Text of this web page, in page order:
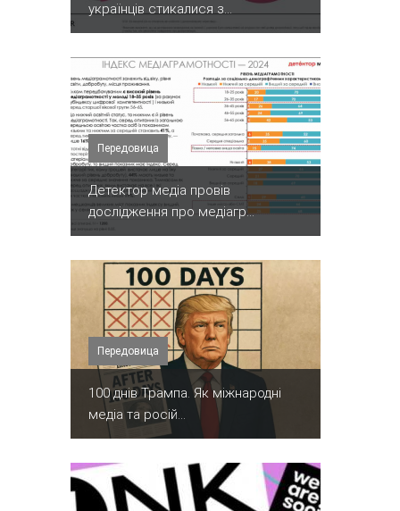
українців стикалися з...
Передовица
Детектор медіа провів
дослідження про медіагр...
Передовица
100 днів Трампа. Як міжнародні
медіа та росій...